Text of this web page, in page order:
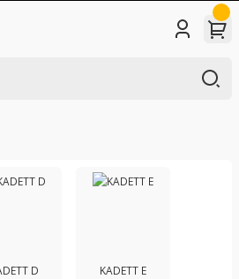
D KADETT E